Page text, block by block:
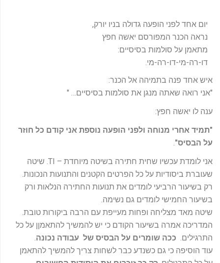
יום אחד לפני הופעה גדולה בניו יורק,
נראה הכנר המפורסם יאשה חפץ
מתאמן על סולמות בסיסיים:
דו-רה-מי-דו-רה-מי.
איש אחד פנה בתמיהה אל הכנר:
"אני רואה שאתה מנגן את סולמות בסיסיים… "
ענה לו יאשה חפץ:
"תמיד אחרי מנוחה ולפני הופעה נוספת אני קודם כל חוזר
על הבסיס"
.
אני לומדת עכשיו שחית חתירה בשיטה מיוחדת – TI. שיטה
שעוברת ביסודיות על כל הפרטים הקטנים והתנועות הנכונות.
רק בשיעור הרביעי לומדים את תנועות החתירה הנלאות ורק
בשיעור החמישי לומדים גם נשימה.
שיטה מאד מצליחה ופחות מעייפת עם הרבה ביקורות טובת.
המדריכה אמרה בשיעור הקודם כי יש להמשיך להתאמןן על כל
התרגילים. ככה שומרים על הבסיס של עבודה נכונה.
עוד הוסיפה כי גם כשנדע כבר לשחות צריך להמשיך להתאמן